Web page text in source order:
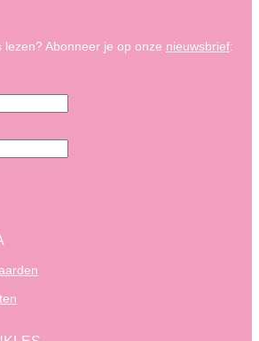
lezen? Abonneer je op onze nieuwsbrief: